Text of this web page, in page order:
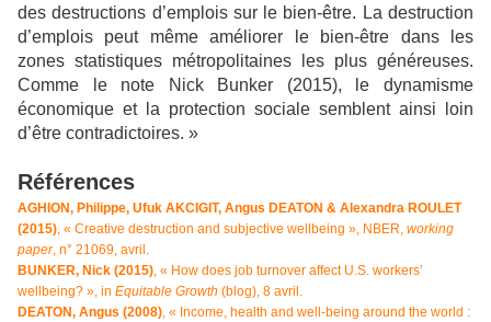
des destructions d’emplois sur le bien-être. La destruction
d’emplois peut même améliorer le bien-être dans les
zones statistiques métropolitaines les plus généreuses.
Comme le note Nick Bunker (2015), le dynamisme
économique et la protection sociale semblent ainsi loin
d’être contradictoires. »
Références
AGHION, Philippe, Ufuk AKCIGIT, Angus DEATON & Alexandra ROULET
(2015), « Creative destruction and subjective wellbeing », NBER, working
paper, n° 21069, avril.
BUNKER, Nick (2015), « How does job turnover affect U.S. workers’
wellbeing? », in Equitable Growth (blog), 8 avril.
DEATON, Angus (2008), « Income, health and well-being around the world :